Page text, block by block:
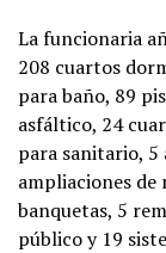
La funcionaria
208 cuartos
para baño, 89
asfáltico, 24
para sanitario, 5
ampliaciones
banquetas, 5
público y 19